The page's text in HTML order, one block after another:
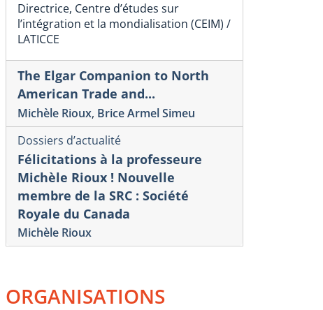
numérique
PLATEFORMES NUMÉRIQUES,
ENJEUX DE RÉGLEMENTATION
ET ACTIVITÉS ÉCONOMIQUES
Numéro 60-Rapport d’analyse, décembre 2025
Directrice, Centre d’études sur
l’intégration et la mondialisation (CEIM) /
LATICCE
The Elgar Companion to North
American Trade and...
Michèle Rioux, Brice Armel Simeu
Dossiers d’actualité
Félicitations à la professeure
Michèle Rioux ! Nouvelle
membre de la SRC : Société
Royale du Canada
Michèle Rioux
ORGANISATIONS